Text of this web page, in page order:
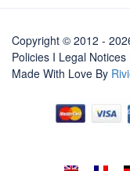
Copyright © 2012 -
Policies I Legal Notices
Made With Love By